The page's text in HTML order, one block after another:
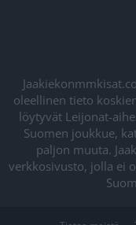
oleellinen tieto
löytyvät Leijonat-
Suomen joukkue,
paljon muuta.
verkkosivusto, jolla ei